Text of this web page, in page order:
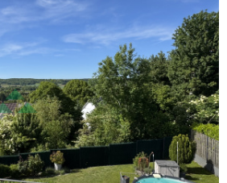
de vie privilégié. Les informations sur
bien est exposé sont disponibles sur le
site Géorisques
LE BIEN